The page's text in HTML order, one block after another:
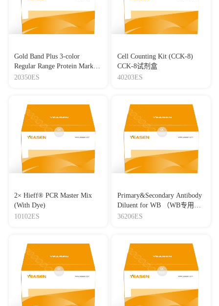
Gold Band Plus 3-color
Regular Range Protein Marker
(8-180 kDa) 三色预染蛋白质
20350ES
Cell Counting Kit (CCK-8)
CCK-8试剂盒
40203ES
2× Hieff® PCR Master Mix
(With Dye)
10102ES
Primary&Secondary Antibody
Diluent for WB （WB专用一
抗二抗稀释液）
36206ES